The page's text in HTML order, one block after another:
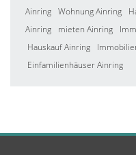
Ainring Wohnung Ainring
Ainring
mieten Ainring
Hauskauf Ainring
Einfamilienhäuser Ainring